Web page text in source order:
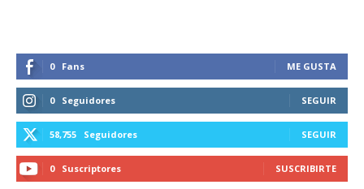
0 Fans ME GUSTA
0 Seguidores SEGUIR
58,755 Seguidores SEGUIR
0 Suscriptores SUSCRIBIRTE